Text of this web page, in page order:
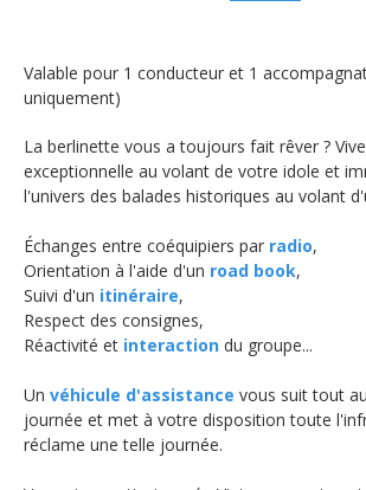
Valable pour 1 conducteur et 1
uniquement)
La berlinette vous a toujours fait rêver ?
exceptionnelle au volant de votre idole et
l'univers des balades historiques au volant
Échanges entre coéquipiers par radio,
Orientation à l'aide d'un road book,
Suivi d'un itinéraire,
Respect des consignes,
Réactivité et interaction du groupe...
Un véhicule d'assistance vous suit tout
journée et met à votre disposition toute
réclame une telle journée.